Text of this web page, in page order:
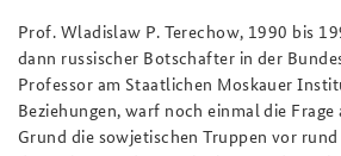
Prof. Wladislaw P. Terechow, 1990 bis
dann russischer Botschafter in der
Professor am Staatlichen Moskauer
Beziehungen, warf noch einmal die
Grund die sowjetischen Truppen vor